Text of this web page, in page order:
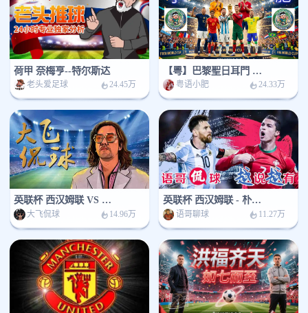
荷甲 奈梅亨--特尔斯达
老头爱足球 24.45万
【粵】巴黎聖日耳門 對 曼聯
粤语小肥 24.33万
英联杯 西汉姆联 VS 朴茨茅斯
大飞侃球 14.96万
英联杯 西汉姆联 - 朴茨茅斯
语哥聊球 11.27万